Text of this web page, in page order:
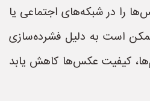
را در شبکه‌های اجتماعی یا
است به دلیل فشرده‌سازی
کیفیت عکس‌ها کاهش یابد